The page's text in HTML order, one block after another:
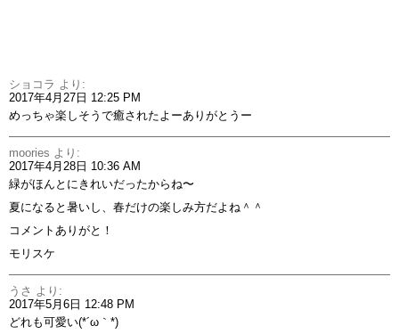
ショコラ より:
2017年4月27日 12:25 PM
めっちゃ楽しそうで癒されたよーありがとうー
moories より:
2017年4月28日 10:36 AM
緑がほんとにきれいだったからね〜
夏になると暑いし、春だけの楽しみ方だよね＾＾
コメントありがと！
モリスケ
うさ より:
2017年5月6日 12:48 PM
どれも可愛い(*´ω｀*)